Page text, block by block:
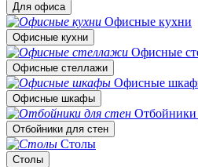
Для офиса
Офисные кухни
Офисные кухни
Офисные
Офисные стеллажи
Офисные
Офисные шкафы
Отбойники
Отбойники для стен
Столы
Столы